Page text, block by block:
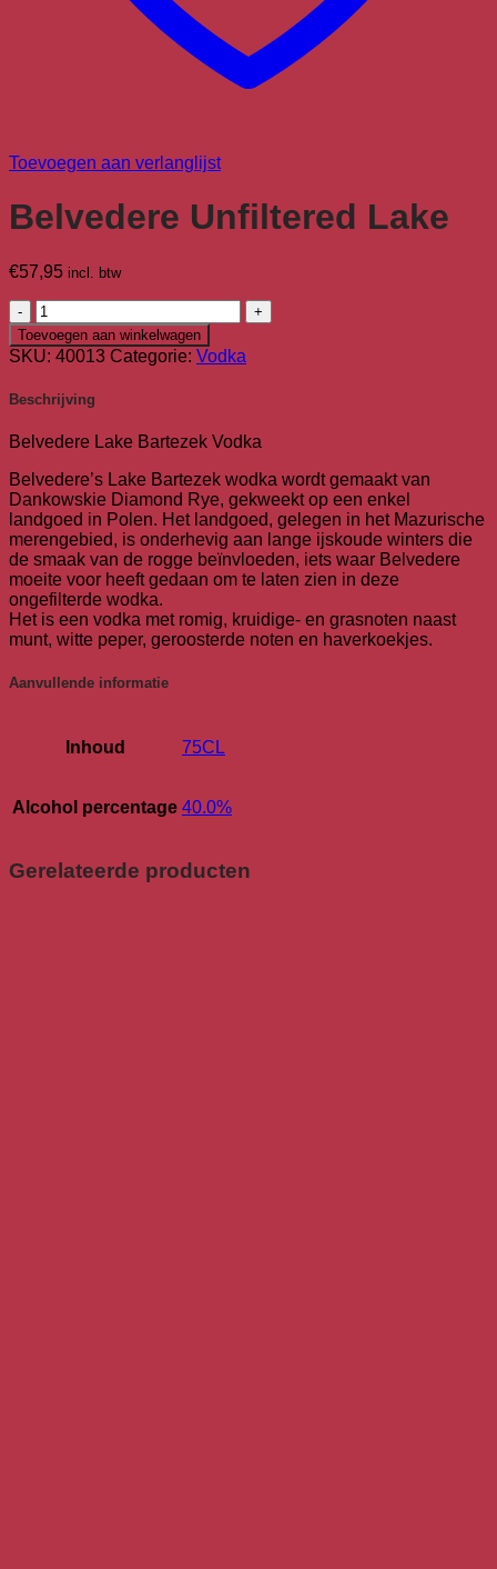
Toevoegen aan verlanglijst
Belvedere Unfiltered Lake
€57,95 incl. btw
Belvedere
Unfiltered
Lake
aantal
Toevoegen aan winkelwagen
SKU: 40013 Categorie: Vodka
Beschrijving
Belvedere Lake Bartezek Vodka
Belvedere’s Lake Bartezek wodka wordt gemaakt van
Dankowskie Diamond Rye, gekweekt op een enkel
landgoed in Polen. Het landgoed, gelegen in het Mazurische
merengebied, is onderhevig aan lange ijskoude winters die
de smaak van de rogge beïnvloeden, iets waar Belvedere
moeite voor heeft gedaan om te laten zien in deze
ongefilterde wodka.
Het is een vodka met romig, kruidige- en grasnoten naast
munt, witte peper, geroosterde noten en haverkoekjes.
Aanvullende informatie
Inhoud 75CL
Alcohol percentage 40.0%
Gerelateerde producten